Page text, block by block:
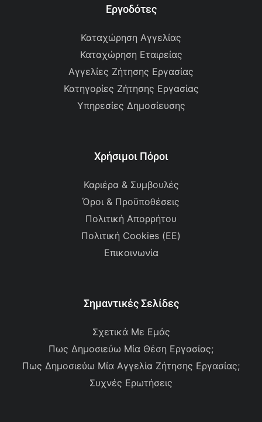
Εργοδότες
Καταχώρηση Αγγελίας
Καταχώρηση Εταιρείας
Αγγελίες Ζήτησης Εργασίας
Κατηγορίες Ζήτησης Εργασίας
Υπηρεσίες Δημοσίευσης
Χρήσιμοι Πόροι
Καριέρα & Συμβουλές
Όροι & Προϋποθέσεις
Πολιτική Απορρήτου
Πολιτική Cookies (ΕΕ)
Επικοινωνία
Σημαντικές Σελίδες
Σχετικά Με Εμάς
Πως Δημοσιεύω Μία Θέση Εργασίας;
Πως Δημοσιεύω Μία Αγγελία Ζήτησης Εργασίας;
Συχνές Ερωτήσεις